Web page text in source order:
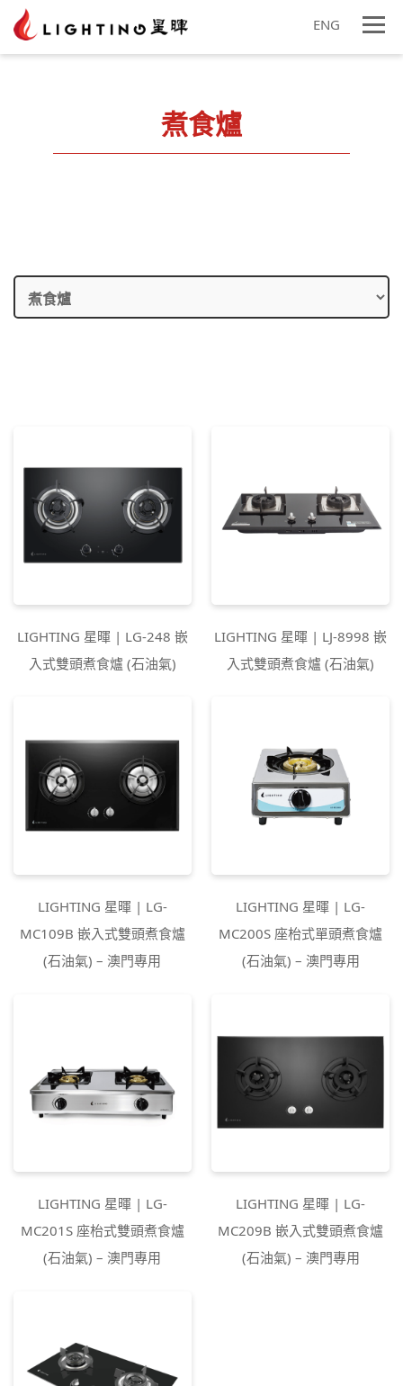
ENG
煮食爐
LIGHTING 星暉 | LG-248 嵌
入式雙頭煮食爐 (石油氣)
LIGHTING 星暉 | LJ-8998 嵌
入式雙頭煮食爐 (石油氣)
LIGHTING 星暉 | LG-
MC109B 嵌入式雙頭煮食爐
(石油氣) – 澳門專用
LIGHTING 星暉 | LG-
MC200S 座枱式單頭煮食爐
(石油氣) – 澳門專用
LIGHTING 星暉 | LG-
MC201S 座枱式雙頭煮食爐
(石油氣) – 澳門專用
LIGHTING 星暉 | LG-
MC209B 嵌入式雙頭煮食爐
(石油氣) – 澳門專用